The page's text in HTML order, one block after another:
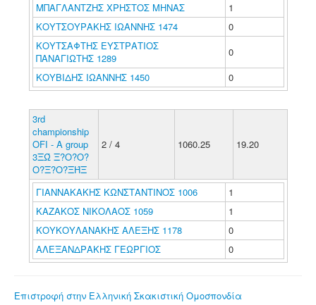
ΜΠΑΓΛΑΝΤΖΗΣ ΧΡΗΣΤΟΣ ΜΗΝΑΣ
1
ΚΟΥΤΣΟΥΡΑΚΗΣ ΙΩΑΝΝΗΣ 1474
0
ΚΟΥΤΣΑΦΤΗΣ ΕΥΣΤΡΑΤΙΟΣ
ΠΑΝΑΓΙΩΤΗΣ 1289
0
ΚΟΥΒΙΔΗΣ ΙΩΑΝΝΗΣ 1450
0
3rd
championship
OFI - A group
3ΞΏ Ξ?Ο?Ο?
Ο?Ξ?Ο?ΞΉΞ
2 / 4 1060.25 19.20
ΓΙΑΝΝΑΚΑΚΗΣ ΚΩΝΣΤΑΝΤΙΝΟΣ 1006
1
ΚΑΖΑΚΟΣ ΝΙΚΟΛΑΟΣ 1059
1
ΚΟΥΚΟΥΛΑΝΑΚΗΣ ΑΛΕΞΗΣ 1178
0
ΑΛΕΞΑΝΔΡΑΚΗΣ ΓΕΩΡΓΙΟΣ
0
Επιστροφή στην Ελληνική Σκακιστική Ομοσπονδία